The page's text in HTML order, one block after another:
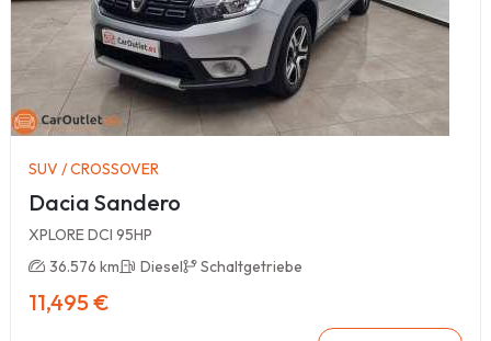
SUV / CROSSOVER
Dacia Sandero
XPLORE DCI 95HP
36.576 km
Diesel Schaltgetriebe
11,495 €